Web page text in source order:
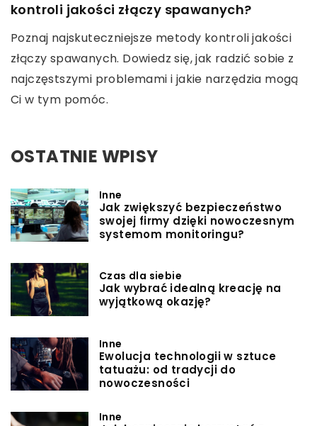
kontroli jakości złączy spawanych?
Poznaj najskuteczniejsze metody kontroli jakości
złączy spawanych. Dowiedz się, jak radzić sobie z
najczęstszymi problemami i jakie narzędzia mogą
Ci w tym pomóc.
OSTATNIE WPISY
Inne
Jak zwiększyć bezpieczeństwo
swojej firmy dzięki nowoczesnym
systemom monitoringu?
Czas dla siebie
Jak wybrać idealną kreację na
wyjątkową okazję?
Inne
Ewolucja technologii w sztuce
tatuażu: od tradycji do
nowoczesności
Inne